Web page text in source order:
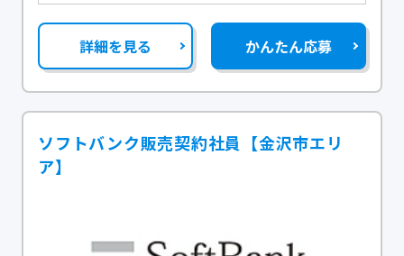
詳細を見る かんたん応募
ソフトバンク販売契約社員【金沢市エリ
ア】